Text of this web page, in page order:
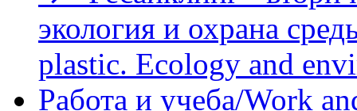
экология и охрана
plastic. Ecology and
Работа и учеба/Work